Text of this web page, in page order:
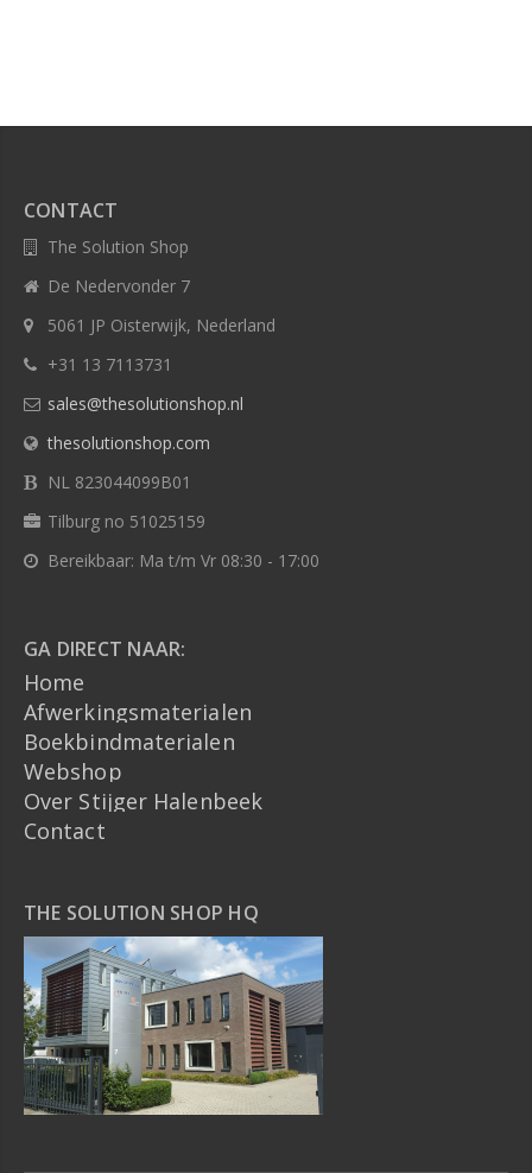
CONTACT
The Solution Shop
De Nedervonder 7
5061 JP Oisterwijk, Nederland
+31 13 7113731
sales@thesolutionshop.nl
thesolutionshop.com
NL 823044099B01
Tilburg no 51025159
Bereikbaar: Ma t/m Vr 08:30 - 17:00
GA DIRECT NAAR:
Home
Afwerkingsmaterialen
Boekbindmaterialen
Webshop
Over Stijger Halenbeek
Contact
THE SOLUTION SHOP HQ